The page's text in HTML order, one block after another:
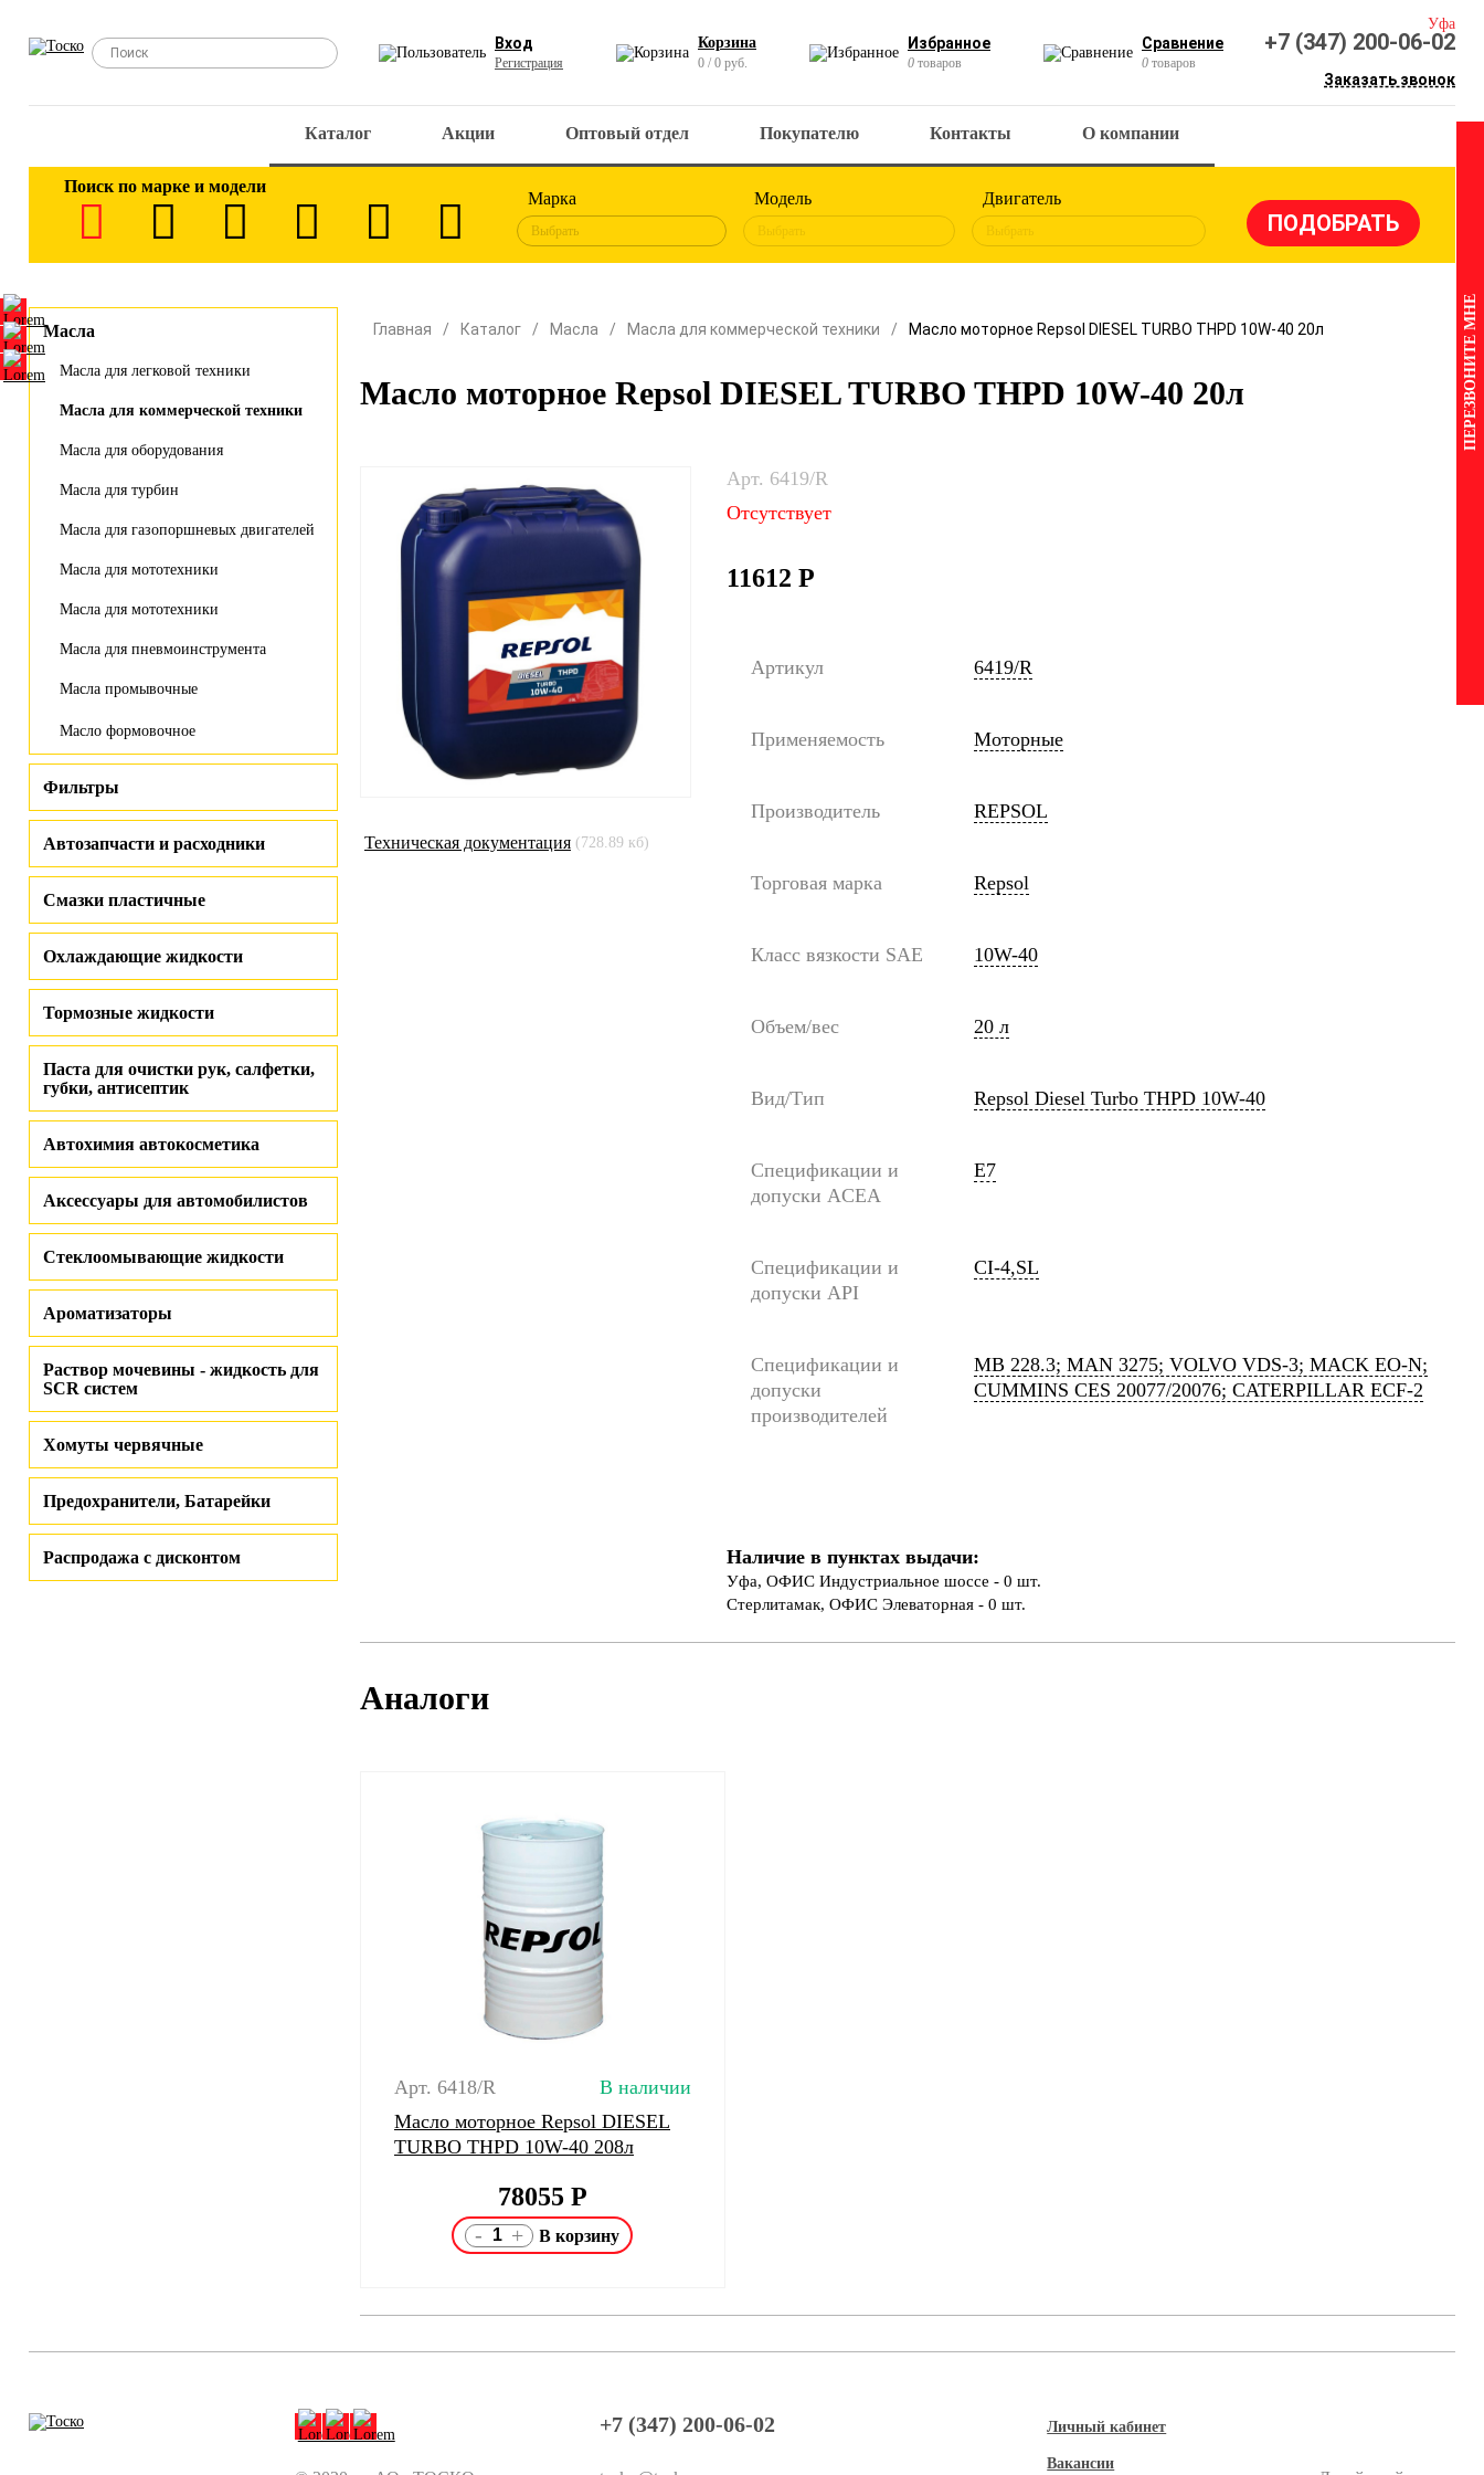
Вход
Регистрация
Корзина
0 / 0 руб.
Избранное
0 товаров
Сравнение
0 товаров
Уфа
+7 (347) 200-06-02
Заказать звонок
Каталог Акции Оптовый отдел Покупателю Контакты О компании
Поиск по марке и модели
Марка
Выбрать
Модель
Выбрать
Двигатель
Выбрать
Масла
Масла для легковой техники
Масла для коммерческой техники
Масла для оборудования
Масла для турбин
Масла для газопоршневых двигателей
Масла для мототехники
Масла для мототехники
Масла для пневмоинструмента
Масла промывочные
Масло формовочное
Фильтры
Автозапчасти и расходники
Смазки пластичные
Охлаждающие жидкости
Тормозные жидкости
Паста для очистки рук, салфетки,
губки, антисептик
Автохимия автокосметика
Аксессуары для автомобилистов
Стеклоомывающие жидкости
Ароматизаторы
Раствор мочевины - жидкость для
SCR систем
Хомуты червячные
Предохранители, Батарейки
Распродажа с дисконтом
Главная Каталог Масла Масла для коммерческой техники Масло моторное Repsol DIESEL TURBO THPD 10W-40 20л
Масло моторное Repsol DIESEL TURBO THPD 10W-40 20л
Техническая документация (728.89 кб)
Арт. 6419/R
Отсутствует
11612 Р
Артикул 6419/R
Применяемость Моторные
Производитель REPSOL
Торговая марка Repsol
Класс вязкости SAE 10W-40
Объем/вес 20 л
Вид/Тип Repsol Diesel Turbo THPD 10W-40
Спецификации и
допуски ACEA
E7
Спецификации и
допуски API
CI-4,SL
Спецификации и
допуски
производителей
MB 228.3; MAN 3275; VOLVO VDS-3; MACK EO-N;
CUMMINS CES 20077/20076; CATERPILLAR ECF-2
Наличие в пунктах выдачи:
Уфа, ОФИС Индустриальное шоссе - 0 шт.
Стерлитамак, ОФИС Элеваторная - 0 шт.
Аналоги
Арт. 6418/R
В наличии
Масло моторное Repsol DIESEL
TURBO THPD 10W-40 208л
78055 Р
- +
+7 (347) 200-06-02 Личный кабинет
Вакансии
ПЕРЕЗВОНИТЕ МНЕ